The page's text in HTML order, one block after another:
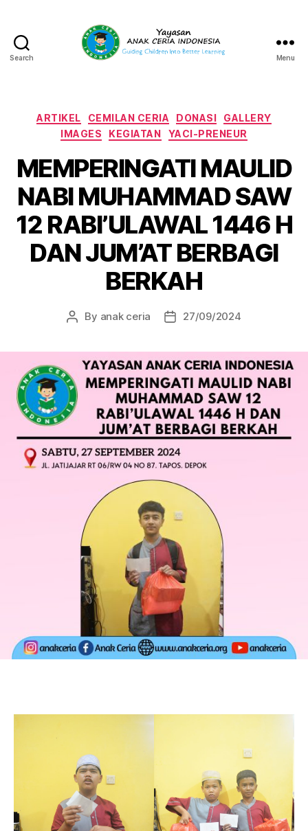
Search
Indonesia
Menu
Categories
ARTIKEL CEMILAN CERIA DONASI
GALLERY
IMAGES
KEGIATAN YACI-PRENEUR
MEMPERINGATI MAULID
NABI MUHAMMAD SAW
12 RABI’ULAWAL 1446 H
DAN JUM’AT BERBAGI
BERKAH
Post
By anak ceria
Post27/09/2024